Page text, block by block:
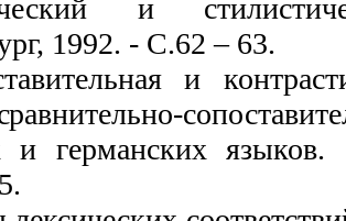
и
1992. - С.62 – 63.
и
и германских